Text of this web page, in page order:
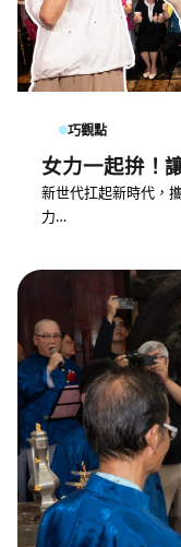
巧觀點
女力一起拚！
新世代扛起新時代，
力…